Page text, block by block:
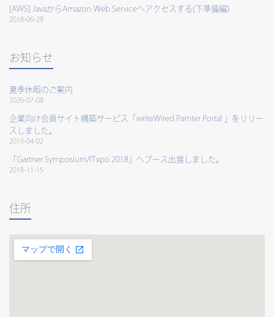
[AWS] JavaからAmazon Web Serviceへアクセスする(下準備編)
2018-06-28
お知らせ
夏季休暇のご案内
2026-07-08
企業向け会員サイト構築サービス「writeWired Parnter Portal 」をリリー
スしました。
2019-04-02
「Gartner Symposium/ITxpo 2018」へブース出展しました。
2018-11-15
住所